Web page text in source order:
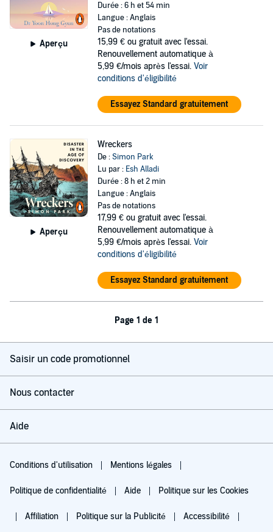
Aperçu
Durée : 6 h et 54 min
Langue : Anglais
Pas de notations
15,99 € ou gratuit avec l'essai.
Renouvellement automatique à
5,99 €/mois après l'essai. Voir
conditions d'éligibilité
Essayez Standard gratuitement
Aperçu
Wreckers
De :Simon Park
Lu par : Esh Alladi
Durée : 8 h et 2 min
Langue : Anglais
Pas de notations
17,99 € ou gratuit avec l'essai.
Renouvellement automatique à
5,99 €/mois après l'essai. Voir
conditions d'éligibilité
Essayez Standard gratuitement
Page 1 de 1
Saisir un code promotionnel
Nous contacter
Aide
Conditions d'utilisation Mentions légales
Politique de confidentialité Aide Politique sur les Cookies
Affiliation Politique sur la Publicité Accessibilité